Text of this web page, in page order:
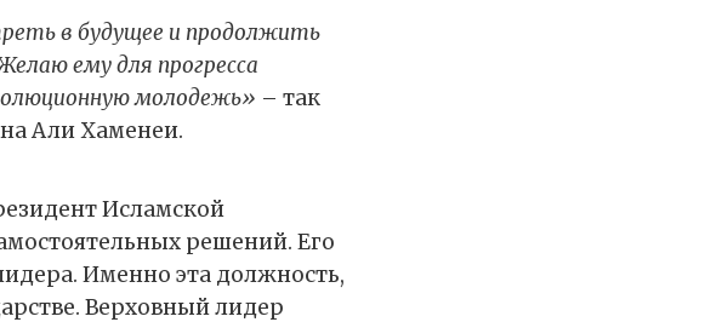
в будущее и продолжить
ему для прогресса
молодежь» – так
Али Хаменеи.
Исламской
решений. Его
Именно эта должность,
Верховный лидер